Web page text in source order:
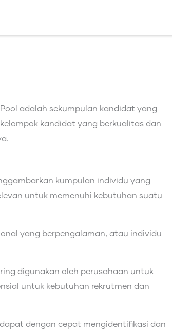
adalah sekumpulan kandidat yang
kandidat yang berkualitas dan
kumpulan individu yang
untuk memenuhi kebutuhan suatu
yang berpengalaman, atau individu
digunakan oleh perusahaan untuk
untuk kebutuhan rekrutmen dan
dengan cepat mengidentifikasi dan